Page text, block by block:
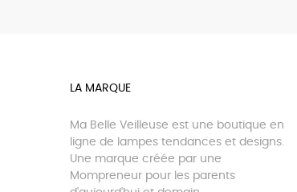
LA MARQUE
Ma Belle Veilleuse est une boutique en
ligne de lampes tendances et designs.
Une marque créée par une
Mompreneur pour les parents